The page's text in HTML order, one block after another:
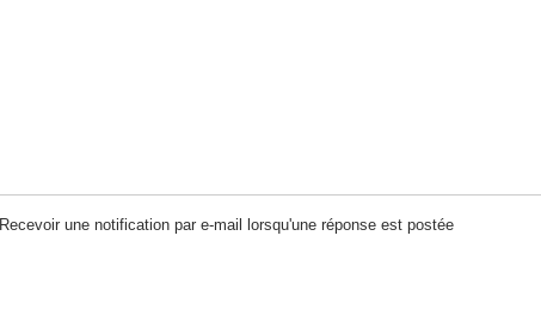
Recevoir une notification par e-mail lorsqu'une réponse est postée